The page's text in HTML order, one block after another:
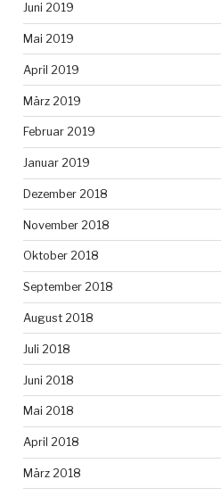
Juni 2019
Mai 2019
April 2019
März 2019
Februar 2019
Januar 2019
Dezember 2018
November 2018
Oktober 2018
September 2018
August 2018
Juli 2018
Juni 2018
Mai 2018
April 2018
März 2018